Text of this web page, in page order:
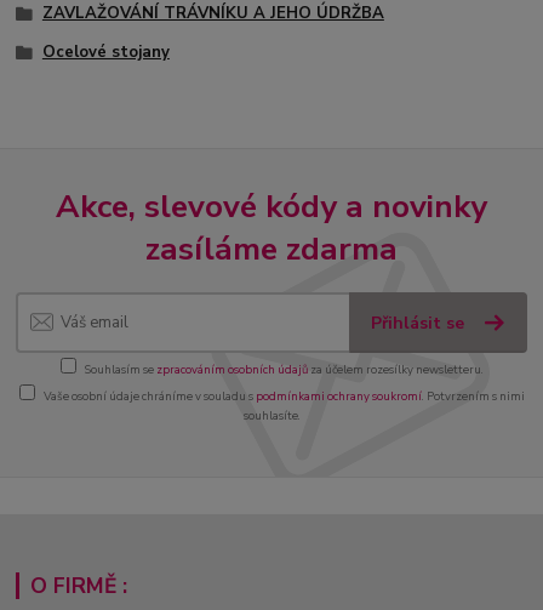
ZAVLAŽOVÁNÍ TRÁVNÍKU A JEHO ÚDRŽBA
Ocelové stojany
Akce, slevové kódy a novinky
zasíláme zdarma
Přihlásit se
Souhlasím se zpracováním osobních údajůza účelem rozesílky newsletteru.
Vaše osobní údaje chráníme v souladu s podmínkami ochrany soukromí. Potvrzením s nimi
souhlasíte.
O FIRMĚ :